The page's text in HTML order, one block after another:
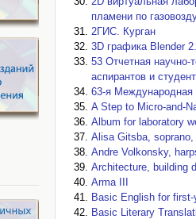
пламени по
2ГИС. Курган
3D графика Blender
53 Отчетная научно-
аспирантов и
63-я Международная
A Step to Micro-and-
Album for laboratory
Alisa Gitsba,
Andre Volkonsky,
Architecture, building
Arma III
Basic English for
Basic Literary